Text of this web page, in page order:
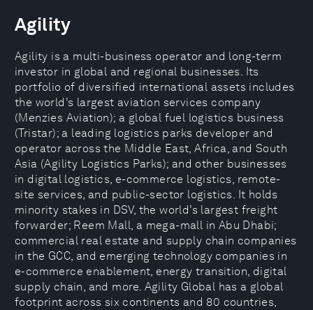
Agility
Agility is a multi-business operator and long-term
investor in global and regional businesses. Its
portfolio of diversified international assets includes
the world’s largest aviation services company
(Menzies Aviation); a global fuel logistics business
(Tristar); a leading logistics parks developer and
operator across the Middle East, Africa, and South
Asia (Agility Logistics Parks); and other businesses
in digital logistics, e-commerce logistics, remote-
site services, and public-sector logistics. It holds
minority stakes in DSV, the world’s largest freight
forwarder; Reem Mall, a mega-mall in Abu Dhabi;
commercial real estate and supply chain companies
in the GCC, and emerging technology companies in
e-commerce enablement, energy transition, digital
supply chain, and more. Agility Global has a global
footprint across six continents and 80 countries,